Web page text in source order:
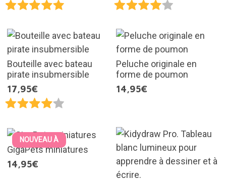
Bouteille avec bateau
pirate insubmersible
17,95€
Peluche originale en
forme de poumon
14,95€
NOUVEAU À
GigaPets miniatures
14,95€